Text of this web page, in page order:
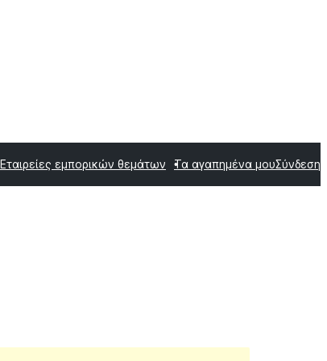
Εταιρείες εμπορικών θεμάτων Τα αγαπημένα μουΣύνδεση